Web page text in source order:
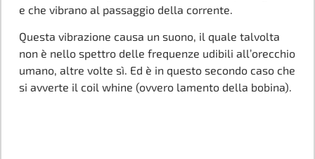
e che vibrano al passaggio della corrente.
Questa vibrazione causa un suono, il quale talvolta
non è nello spettro delle frequenze udibili all’orecchio
umano, altre volte sì. Ed è in questo secondo caso che
si avverte il coil whine (ovvero lamento della bobina).